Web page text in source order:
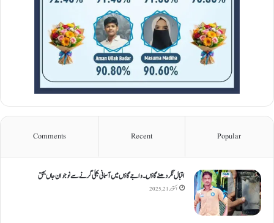
Popular
Recent
Comments
اقبال نگر دھنےگاؤں۔ واجےگاؤں میں آسمانی بجلی گرنے سے نوجوان جاں بحق
اکتوبر 21, 2025